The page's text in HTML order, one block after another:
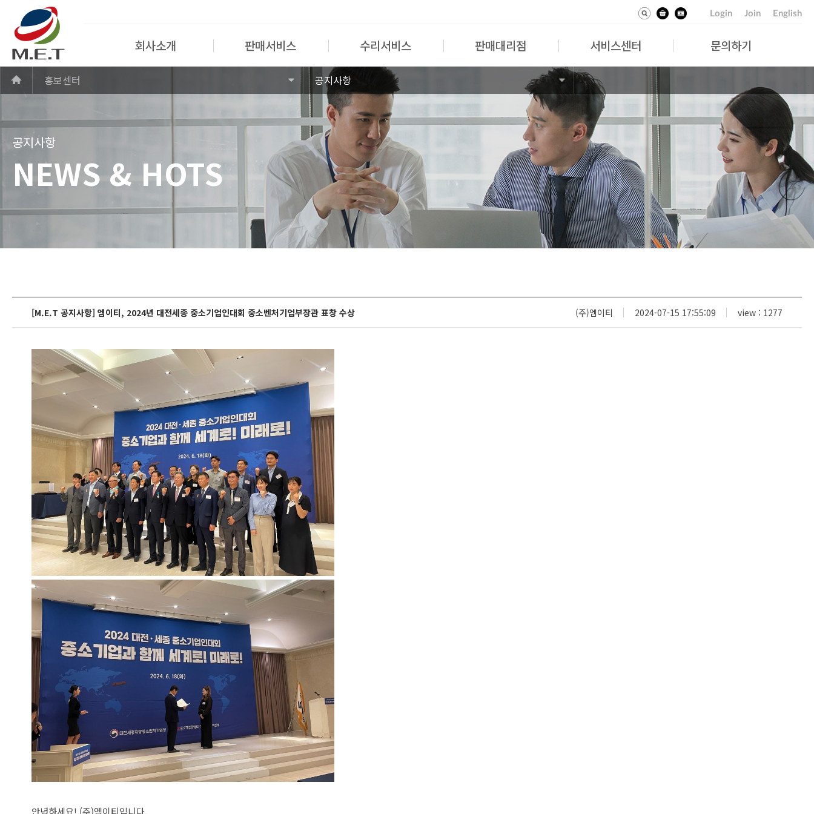
Login Join English
회사소개 판매서비스 수리서비스 판매대리점 서비스센터 문의하기
홍보센터 공지사항
공지사항
NEWS & HOTS
[M.E.T 공지사항] 엠이티, 2024년 대전세종 중소기업인대회 중소벤처기업부장관 표창 수상 (주)엠이티 2024-07-15 17:55:09 view : 1277
안녕하세요! (주)엠이티입니다.